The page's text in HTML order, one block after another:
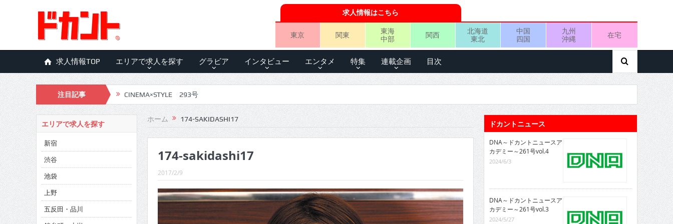
求人情報はこちら
東京 関東
東海
中部
関西
北海道
東北
中国
四国
九州
沖縄
在宅
求人情報TOP エリアで求人を探す グラビア インタビュー エンタメ 特集 連載企画 目次
注目記事
CINEMA×STYLE 293号
CINEMA×STYLE 292号
CINEMA×STYLE 291号
CINEMA×STYLE 290号
CINEMA×STYLE 289号
CINEMA×STYLE 288号
CINEMA×STYLE 287号
CINEMA×STYLE 286号
ホーム 174-SAKIDASHI17
174-sakidashi17
2017/2/9
エリアで求人を探す
新宿
渋谷
池袋
上野
五反田・品川
ドカントニュース
DNA～ドカントニュースア
カデミー～261号vol.4
2024/6/3
DNA～ドカントニュースア
カデミー～261号vol.3
2024/5/27